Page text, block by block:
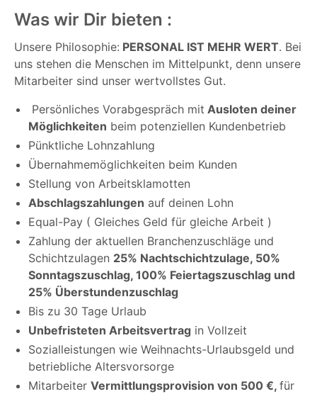
Was wir Dir bieten :
Unsere Philosophie: PERSONAL IST MEHR WERT. Bei
uns stehen die Menschen im Mittelpunkt, denn unsere
Mitarbeiter sind unser wertvollstes Gut.
Persönliches Vorabgespräch mit Ausloten deiner
Möglichkeiten beim potenziellen Kundenbetrieb
Pünktliche Lohnzahlung
Übernahmemöglichkeiten beim Kunden
Stellung von Arbeitsklamotten
Abschlagszahlungen auf deinen Lohn
Equal-Pay ( Gleiches Geld für gleiche Arbeit )
Zahlung der aktuellen Branchenzuschläge und
Schichtzulagen 25% Nachtschichtzulage, 50%
Sonntagszuschlag, 100% Feiertagszuschlag und
25% Überstundenzuschlag
Bis zu 30 Tage Urlaub
Unbefristeten Arbeitsvertrag in Vollzeit
Sozialleistungen wie Weihnachts-Urlaubsgeld und
betriebliche Altersvorsorge
Mitarbeiter Vermittlungsprovision von 500 €, für